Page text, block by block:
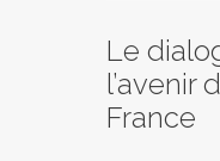
Le
l’avenir
France